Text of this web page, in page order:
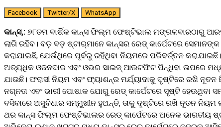
Facebook Twitter/X WhatsApp
କାନ୍ସ,: ୭୮ତମ ବାର୍ଷିକ କାନ୍ସ ଫିଲ୍ମ ଫେଷ୍ଟିଭାଲ ମଙ୍ଗଳବାରଠାରୁ
ଲାଗି ରହିବ। ବଡ଼ ବଡ଼ ଷ୍ଟାର୍‌ମାନେ କାନ୍ସର ରେଡ୍‌ କାର୍ପେଟରେ
କରାଯାଇଛି, ଯେଉଁଥିରେ ପୂର୍ବରୁ ରହିଥିବା ନିୟମରେ ପରିବର୍ତ୍ତନ
ଅତ୍ୟଧିକ ଓଜନଦାର ଏବଂ ଓଭର ସାଇଜ୍‌ ଆଉଟଫିଟ ପିନ୍ଧିବା ଉପରେ
ଯାଉଛି। ଫରାସୀ ନିୟମ ଏବଂ ଫ୍ୟାଶନ୍‌ର ମର୍ଯ୍ୟାଦାକୁ ଦୃଷ୍ଟିରେ ରଖି
ନଗ୍ନତା ଏବଂ ଭାରୀ ପୋଷାକ ଯୋଗୁ ରେଡ୍‌ କାର୍ପେଟରେ ସୃଷ୍ଟି
ବସିବାରେ ଅସୁବିଧାର ସମ୍ମୁଖୀନ ହୁଅନ୍ତି, ତାକୁ ଦୃଷ୍ଟିରେ ରଖି ନୂତନ ନିୟମ
ଥର କାନ୍ସ ଫିଲ୍ମ ଫେଷ୍ଟିଭାଲର ରେଡ୍‌ କାର୍ପେଟରେ ଅନେକ ଭାରତୀୟ